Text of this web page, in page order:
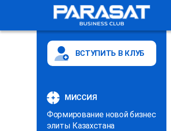
ВСТУПИТЬ В КЛУБ
МИССИЯ
Формирование новой бизнес
элиты Казахстана